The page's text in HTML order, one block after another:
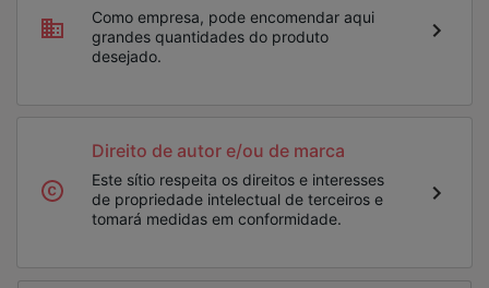
Como empresa, pode encomendar aqui
grandes quantidades do produto
desejado.
Direito de autor e/ou de marca
Este sítio respeita os direitos e interesses
de propriedade intelectual de terceiros e
tomará medidas em conformidade.